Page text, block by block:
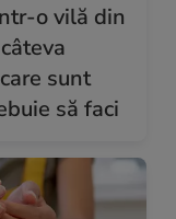
o vilă din
sunt
să faci